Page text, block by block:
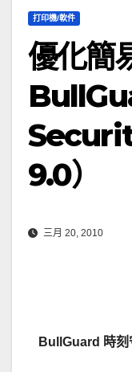
打印機/軟件
優化簡
9.0）
三月 20, 2010
BullGuard 時